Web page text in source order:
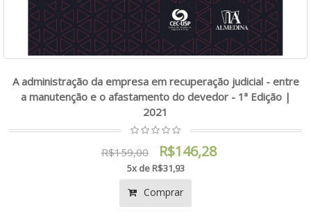
A administração da empresa em recuperação judicial - entre
a manutenção e o afastamento do devedor - 1ª Edição |
2021
R$159,00 R$146,28
5x de R$31,93
Comprar